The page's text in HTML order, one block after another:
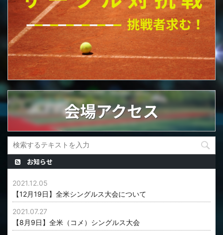
会場アクセス
お知らせ
2021.12.05
【12月19日】全米シングルス大会について
2021.07.27
【8月9日】全米（コメ）シングルス大会